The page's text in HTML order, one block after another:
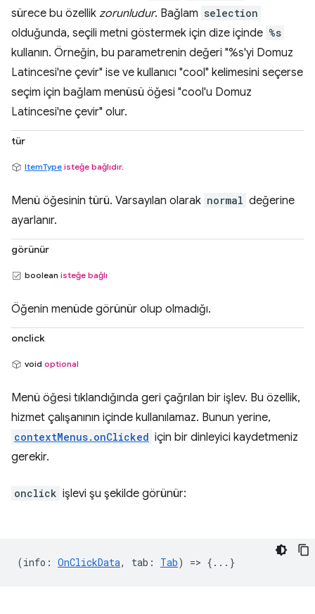
sürece bu özellik zorunludur. Bağlam selection
olduğunda, seçili metni göstermek için dize içinde %s
kullanın. Örneğin, bu parametrenin değeri "%s'yi Domuz
Latincesi'ne çevir" ise ve kullanıcı "cool" kelimesini seçerse
seçim için bağlam menüsü öğesi "cool'u Domuz
Latincesi'ne çevir" olur.
tür
ItemType isteğe bağlıdır.
Menü öğesinin türü. Varsayılan olarak normal değerine
ayarlanır.
görünür
boolean isteğe bağlı
Öğenin menüde görünür olup olmadığı.
onclick
void optional
Menü öğesi tıklandığında geri çağrılan bir işlev. Bu özellik,
hizmet çalışanının içinde kullanılamaz. Bunun yerine,
contextMenus.onClicked için bir dinleyici kaydetmeniz
gerekir.
onclick işlevi şu şekilde görünür:
(info : OnClickData, tab : Tab) => {...}